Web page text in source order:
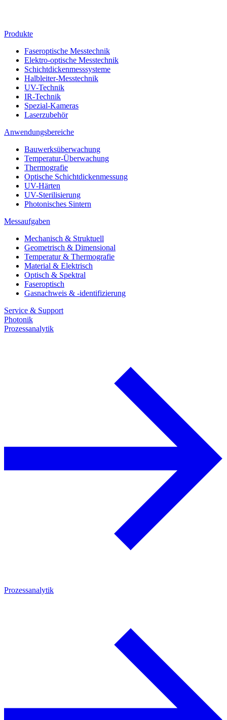
Produkte
Faseroptische Messtechnik
Elektro-optische Messtechnik
Schichtdickenmesssysteme
Halbleiter-Messtechnik
UV-Technik
IR-Technik
Spezial-Kameras
Laserzubehör
Anwendungsbereiche
Bauwerksüberwachung
Temperatur-Überwachung
Thermografie
Optische Schichtdickenmessung
UV-Härten
UV-Sterilisierung
Photonisches Sintern
Messaufgaben
Mechanisch & Struktuell
Geometrisch & Dimensional
Temperatur & Thermografie
Material & Elektrisch
Optisch & Spektral
Faseroptisch
Gasnachweis & -identifizierung
Service & Support
Photonik
Prozessanalytik
Prozessanalytik